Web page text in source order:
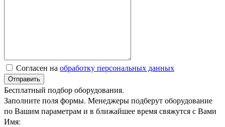
Согласен на обработку персональных данных
Отправить
Бесплатный подбор оборудования.
Заполните поля формы. Менеджеры подберут оборудование
по Вашим параметрам и в ближайшее время свяжутся с Вами
Имя: